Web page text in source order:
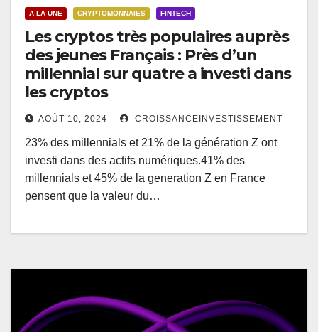
A LA UNE CRYPTOMONNAIES FINTECH
Les cryptos très populaires auprès
des jeunes Français : Près d’un
millennial sur quatre a investi dans
les cryptos
AOÛT 10, 2024 CROISSANCEINVESTISSEMENT
23% des millennials et 21% de la génération Z ont
investi dans des actifs numériques.41% des
millennials et 45% de la generation Z en France
pensent que la valeur du…